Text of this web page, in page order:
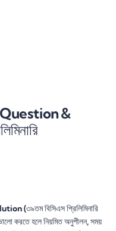
&
বিসিএস প্রিলিমিনারি
ভালো করতে হলে নিয়মিত অনুশীলন, সময়